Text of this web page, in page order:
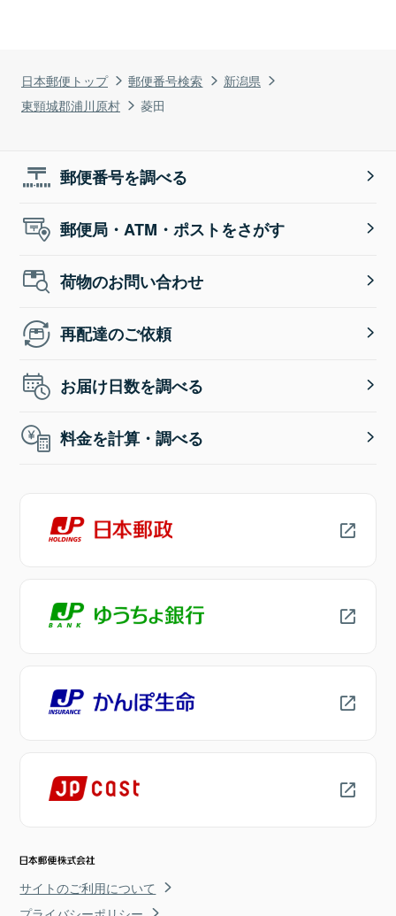
日本郵便トップ 郵便番号検索
新潟県
東頸城郡浦川原村
菱田
郵便番号を調べる
郵便局・ATM・ポストをさがす
荷物のお問い合わせ
再配達のご依頼
お届け日数を調べる
料金を計算・調べる
サイトのご利用について